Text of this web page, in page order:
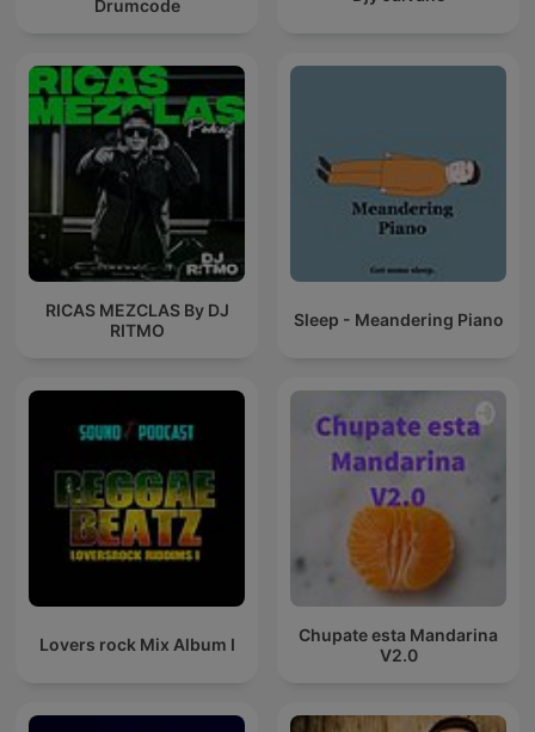
Drumcode
RICAS MEZCLAS By DJ
RITMO
Sleep - Meandering Piano
Lovers rock Mix Album I
Chupate esta Mandarina
V2.0